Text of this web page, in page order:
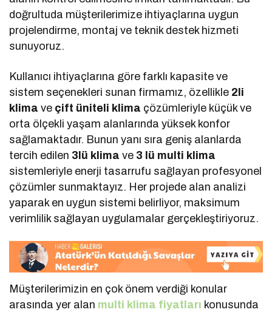
doğrultuda müşterilerimize ihtiyaçlarına uygun
projelendirme, montaj ve teknik destek hizmeti
sunuyoruz.
Kullanıcı ihtiyaçlarına göre farklı kapasite ve
sistem seçenekleri sunan firmamız, özellikle 2li
klima ve çift üniteli klima çözümleriyle küçük ve
orta ölçekli yaşam alanlarında yüksek konfor
sağlamaktadır. Bunun yanı sıra geniş alanlarda
tercih edilen 3lü klima ve 3 lü multi klima
sistemleriyle enerji tasarrufu sağlayan profesyonel
çözümler sunmaktayız. Her projede alan analizi
yaparak en uygun sistemi belirliyor, maksimum
verimlilik sağlayan uygulamalar gerçekleştiriyoruz.
Müşterilerimizin en çok önem verdiği konular
arasında yer alan multi klima fiyatları konusunda